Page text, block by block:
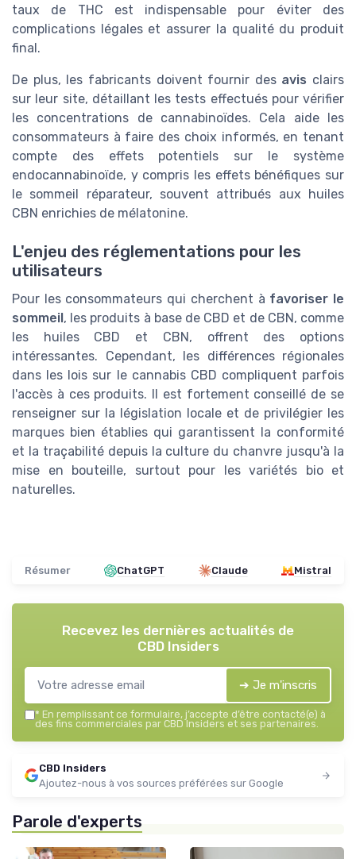
taux de THC est indispensable pour éviter des
complications légales et assurer la qualité du produit
final.
De plus, les fabricants doivent fournir des avis clairs
sur leur site, détaillant les tests effectués pour vérifier
les concentrations de cannabinoïdes. Cela aide les
consommateurs à faire des choix informés, en tenant
compte des effets potentiels sur le système
endocannabinoïde, y compris les effets bénéfiques sur
le sommeil réparateur, souvent attribués aux huiles
CBN enrichies de mélatonine.
L'enjeu des réglementations pour les
utilisateurs
Pour les consommateurs qui cherchent à favoriser le
sommeil, les produits à base de CBD et de CBN, comme
les huiles CBD et CBN, offrent des options
intéressantes. Cependant, les différences régionales
dans les lois sur le cannabis CBD compliquent parfois
l'accès à ces produits. Il est fortement conseillé de se
renseigner sur la législation locale et de privilégier les
marques bien établies qui garantissent la conformité
et la traçabilité depuis la culture du chanvre jusqu'à la
mise en bouteille, surtout pour les variétés bio et
naturelles.
Résumer ChatGPT Claude Mistral
Recevez les dernières actualités de
CBD Insiders
➔ Je m'inscris
* En remplissant ce formulaire, j’accepte d’être contacté(e) à
des fins commerciales par CBD Insiders et ses partenaires.
CBD Insiders
Ajoutez-nous à vos sources préférées sur Google
Parole d'experts